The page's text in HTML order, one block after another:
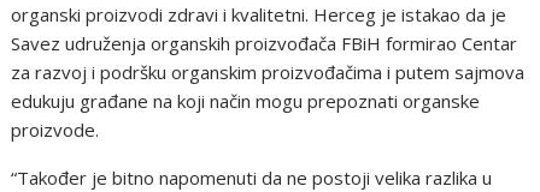
organski proizvodi zdravi i kvalitetni. Herceg je istakao da je
Savez udruženja organskih proizvođača FBiH formirao Centar
za razvoj i podršku organskim proizvođačima i putem sajmova
edukuju građane na koji način mogu prepoznati organske
proizvode.
“Također je bitno napomenuti da ne postoji velika razlika u